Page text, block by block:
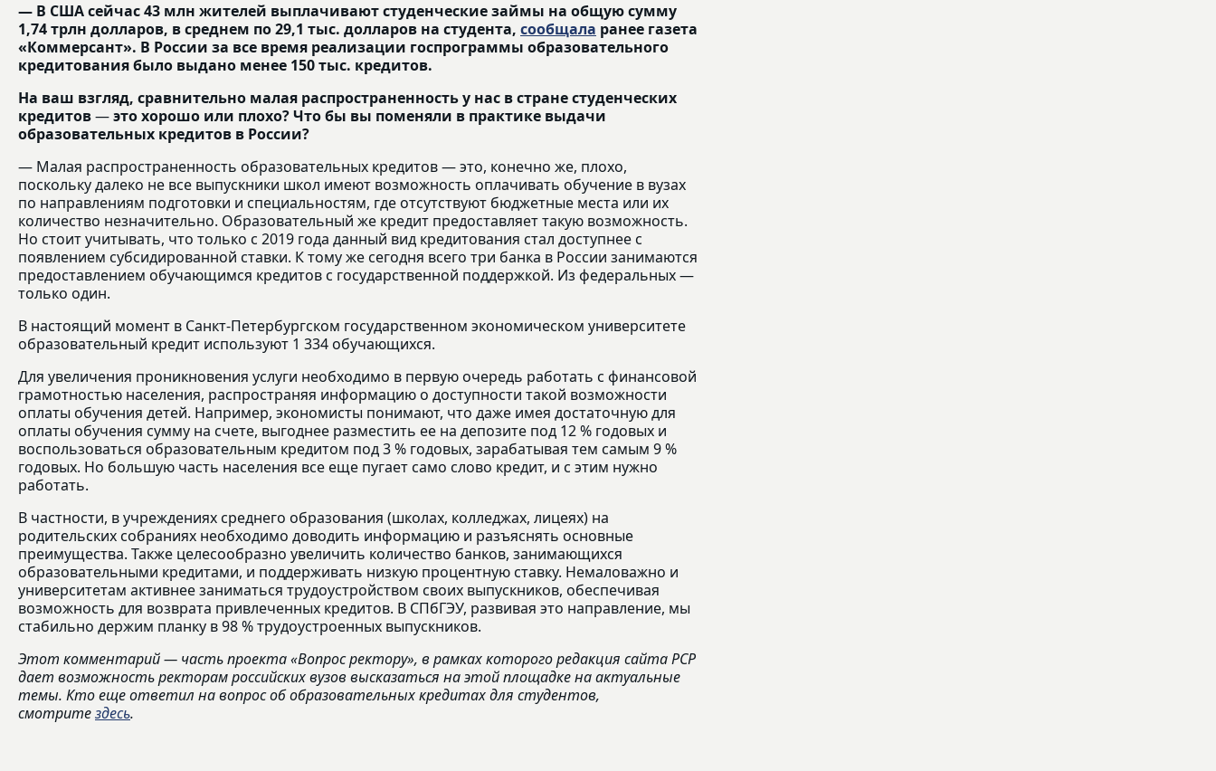
— В США сейчас 43 млн жителей выплачивают студенческие займы на общую сумму
1,74 трлн долларов, в среднем по 29,1 тыс. долларов на студента, сообщала ранее газета
«Коммерсант». В России за все время реализации госпрограммы образовательного
кредитования было выдано менее 150 тыс. кредитов.
На ваш взгляд, сравнительно малая распространенность у нас в стране студенческих
кредитов—это хорошо или плохо? Что бы вы поменяли в практике выдачи
образовательных кредитов в России?
— Малая распространенность образовательных кредитов — это, конечно же, плохо,
поскольку далеко не все выпускники школ имеют возможность оплачивать обучение в вузах
по направлениям подготовки и специальностям, где отсутствуют бюджетные места или их
количество незначительно. Образовательный же кредит предоставляет такую возможность.
Но стоит учитывать, что только с 2019 года данный вид кредитования стал доступнее с
появлением субсидированной ставки. К тому же сегодня всего три банка в России занимаются
предоставлением обучающимся кредитов с государственной поддержкой. Из федеральных —
только один.
В настоящий момент в Санкт-Петербургском государственном экономическом университете
образовательный кредит используют 1 334 обучающихся.
Для увеличения проникновения услуги необходимо в первую очередь работать с финансовой
грамотностью населения, распространяя информацию о доступности такой возможности
оплаты обучения детей. Например, экономисты понимают, что даже имея достаточную для
оплаты обучения сумму на счете, выгоднее разместить ее на депозите под 12 % годовых и
воспользоваться образовательным кредитом под 3 % годовых, зарабатывая тем самым 9 %
годовых. Но большую часть населения все еще пугает само слово кредит, и с этим нужно
работать.
В частности, в учреждениях среднего образования (школах, колледжах, лицеях) на
родительских собраниях необходимо доводить информацию и разъяснять основные
преимущества. Также целесообразно увеличить количество банков, занимающихся
образовательными кредитами, и поддерживать низкую процентную ставку. Немаловажно и
университетам активнее заниматься трудоустройством своих выпускников, обеспечивая
возможность для возврата привлеченных кредитов. В СПбГЭУ, развивая это направление, мы
стабильно держим планку в 98 % трудоустроенных выпускников.
Этот комментарий — часть проекта «Вопрос ректору», в рамках которого редакция сайта РСР
дает возможность ректорам российских вузов высказаться на этой площадке на актуальные
темы. Кто еще ответил на вопрос об образовательных кредитах для студентов,
смотритездесь.